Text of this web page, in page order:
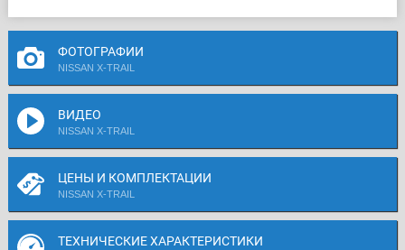
ФОТОГРАФИИ
NISSAN X-TRAIL
ВИДЕО
NISSAN X-TRAIL
ЦЕНЫ И КОМПЛЕКТАЦИИ
NISSAN X-TRAIL
ТЕХНИЧЕСКИЕ ХАРАКТЕРИСТИКИ